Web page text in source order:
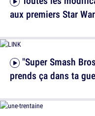
prends ça dans ta
aux premiers Star